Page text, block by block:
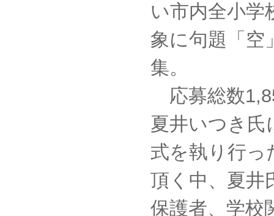
い市内全小学
象に句題「空
集。
応募総数
夏井いつき氏
式を執り行っ
頂く中、夏井
保護者、学校